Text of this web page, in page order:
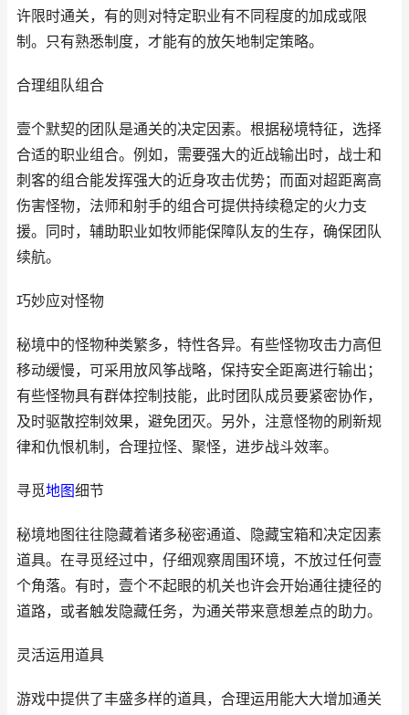
许限时通关，有的则对特定职业有不同程度的加成或限
制。只有熟悉制度，才能有的放矢地制定策略。
合理组队组合
壹个默契的团队是通关的决定因素。根据秘境特征，选择
合适的职业组合。例如，需要强大的近战输出时，战士和
刺客的组合能发挥强大的近身攻击优势；而面对超距离高
伤害怪物，法师和射手的组合可提供持续稳定的火力支
援。同时，辅助职业如牧师能保障队友的生存，确保团队
续航。
巧妙应对怪物
秘境中的怪物种类繁多，特性各异。有些怪物攻击力高但
移动缓慢，可采用放风筝战略，保持安全距离进行输出；
有些怪物具有群体控制技能，此时团队成员要紧密协作，
及时驱散控制效果，避免团灭。另外，注意怪物的刷新规
律和仇恨机制，合理拉怪、聚怪，进步战斗效率。
寻觅地图细节
秘境地图往往隐藏着诸多秘密通道、隐藏宝箱和决定因素
道具。在寻觅经过中，仔细观察周围环境，不放过任何壹
个角落。有时，壹个不起眼的机关也许会开始通往捷径的
道路，或者触发隐藏任务，为通关带来意想差点的助力。
灵活运用道具
游戏中提供了丰盛多样的道具，合理运用能大大增加通关